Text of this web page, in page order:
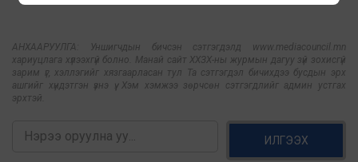
АНХААРУУЛГА: Уншигчдын бичсэн сэтгэгдэлд www.mediacouncil.mn
хариуцлага хүлээхгүй болно. Манай сайт ХХЗХ-ны журмын дагуу зүй зохисгүй
зарим үг, хэллэгийг хязгаарласан тул Та сэтгэгдэл бичихдээ бусдын эрх
ашгийг хүндэтгэн үзнэ үү. Хэм хэмжээ зөрчсөн сэтгэгдлийг админ устгах
эрхтэй.
ИЛГЭЭХ